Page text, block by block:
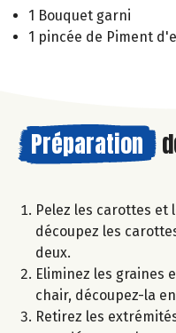
1 Bouquet garni
1 pincée de Piment
Préparation
Pelez les carottes et
découpez les
deux.
Eliminez les graines
chair, découpez-la
Retirez les